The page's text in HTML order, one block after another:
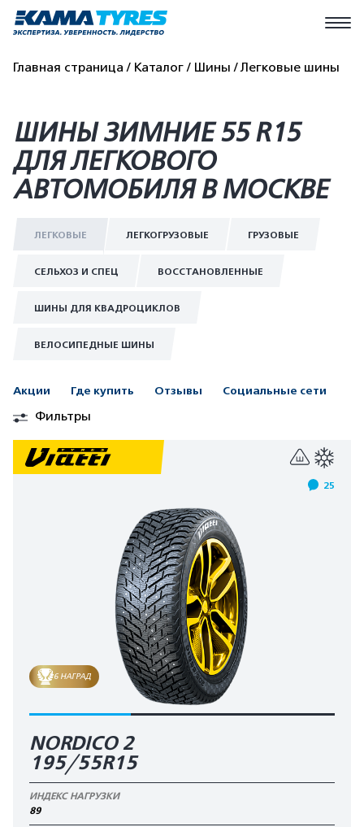
Главная страница Каталог Шины Легковые шины
ШИНЫ ЗИМНИЕ 55 R15
ДЛЯ ЛЕГКОВОГО
АВТОМОБИЛЯ В МОСКВЕ
ЛЕГКОВЫЕ ЛЕГКОГРУЗОВЫЕ ГРУЗОВЫЕ
СЕЛЬХОЗ И СПЕЦ ВОССТАНОВЛЕННЫЕ
ШИНЫ ДЛЯ КВАДРОЦИКЛОВ
ВЕЛОСИПЕДНЫЕ ШИНЫ
Акции Где купить Отзывы Социальные сети
Фильтры
25
6 НАГРАД
NORDICO 2
195/55R15
ИНДЕКС НАГРУЗКИ
89